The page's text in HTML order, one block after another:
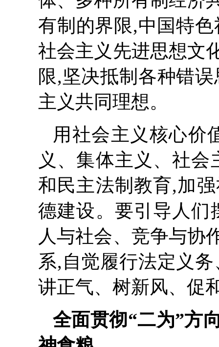
有制的界限,中国特
社会主义先进思想文
限,坚决抵制各种错
主义共同理想。
用社会主义核心价
义、集体主义、社
和民主法制教育,加
德建设。要引导人们
人与社会、竞争与协
系,自觉履行法定义
讲正气、树新风、促
全面贯彻“二为”方